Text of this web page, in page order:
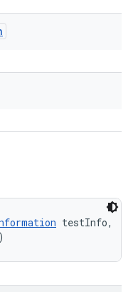
testInfo,